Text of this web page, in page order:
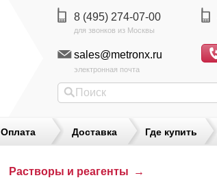
8 (495) 274-07-00
sales@metronx.ru
электронная почта
Оплата Доставка Где купить
Растворы и реагенты →